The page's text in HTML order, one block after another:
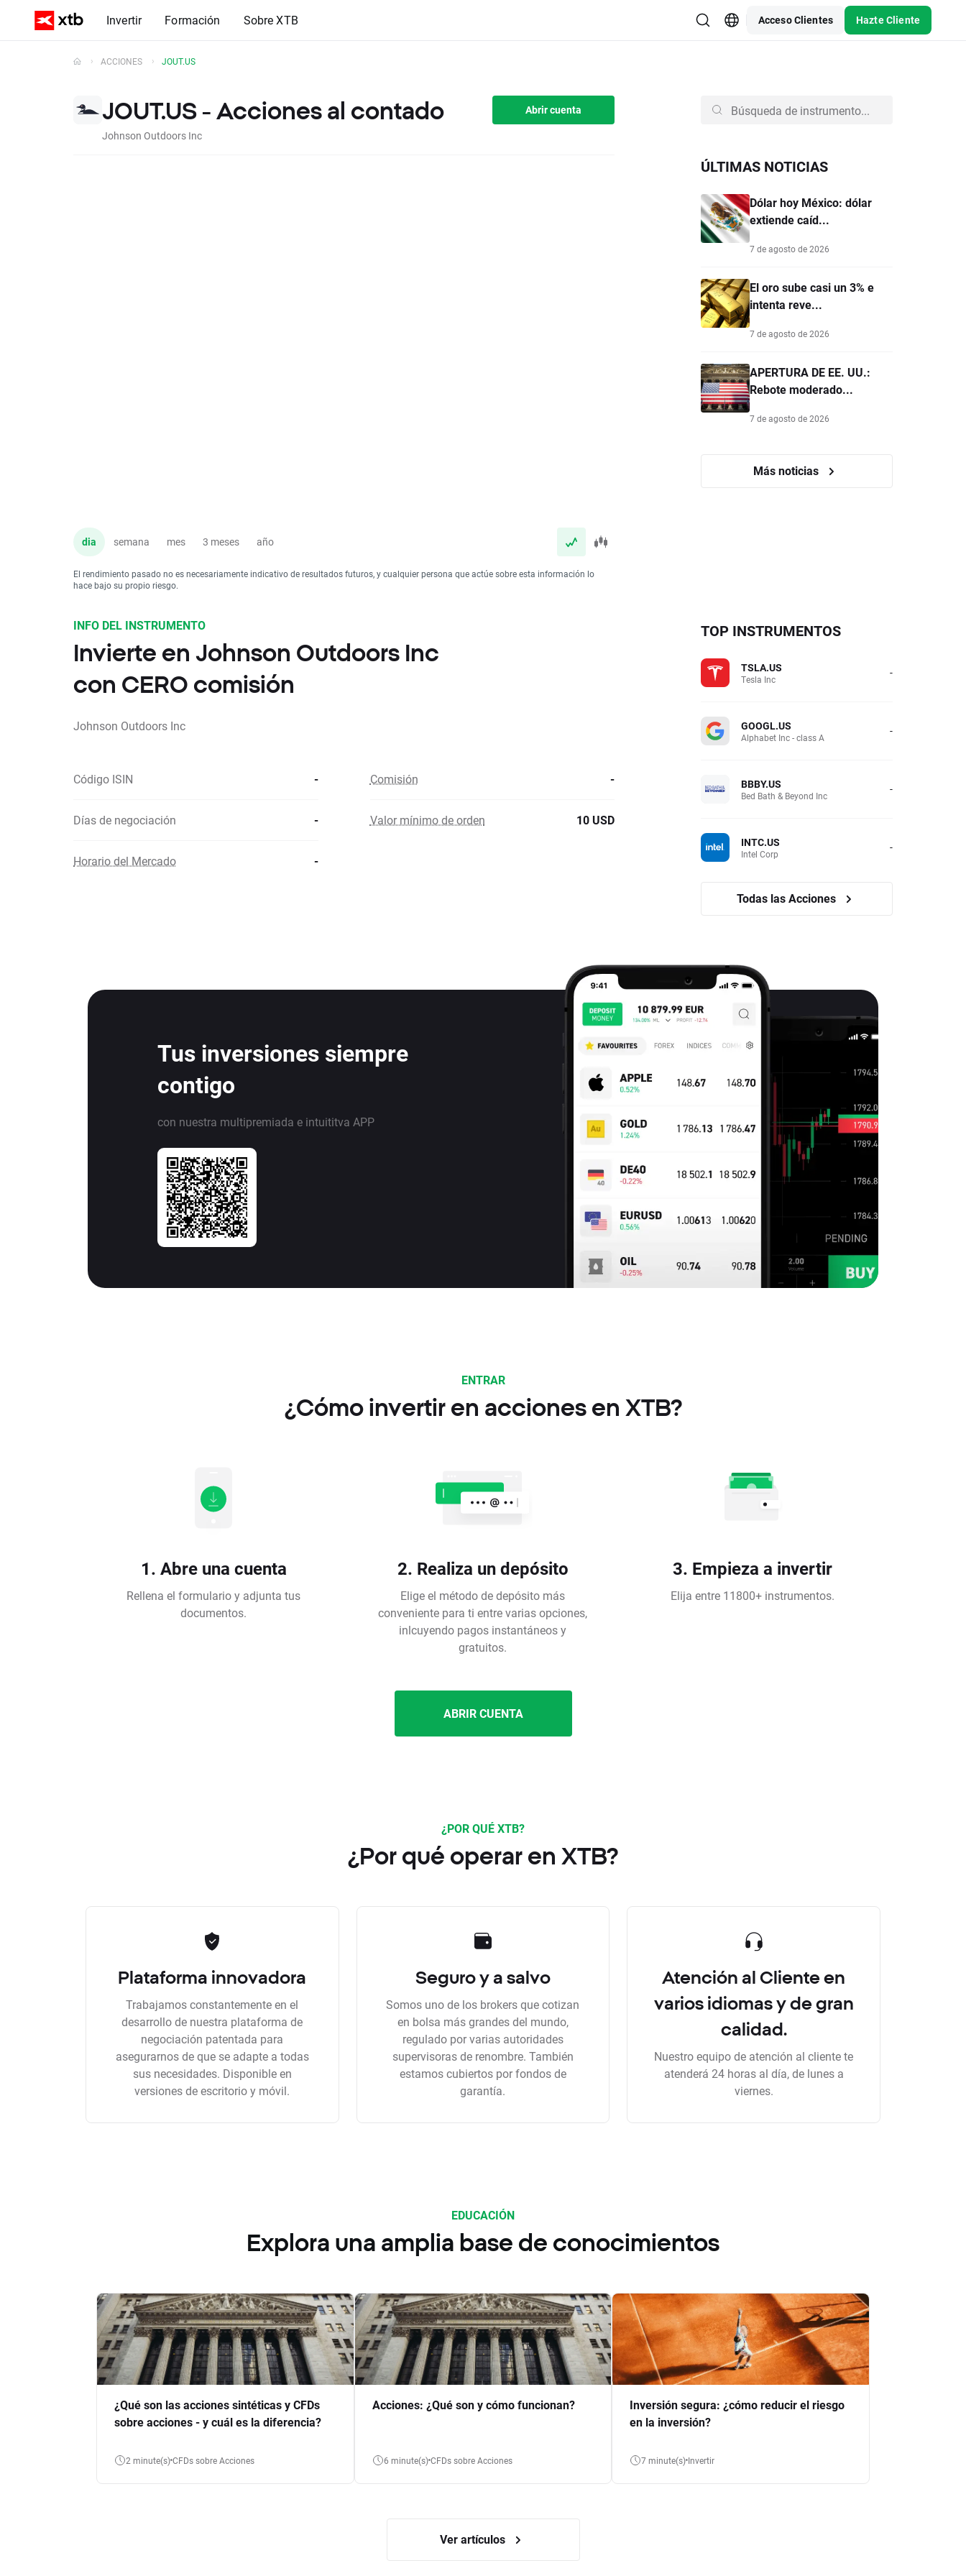
Invertir Formación Sobre XTB Acceso Clientes Hazte Cliente
ACCIONES JOUT.US
JOUT.US - Acciones al contado
Johnson Outdoors Inc
Abrir cuenta
dia semana mes 3 meses año
El rendimiento pasado no es necesariamente indicativo de resultados futuros, y cualquier persona que actúe sobre esta información lo
hace bajo su propio riesgo.
ÚLTIMAS NOTICIAS
Dólar hoy México: dólar
extiende caíd...
7 de agosto de 2026
El oro sube casi un 3% e
intenta reve...
7 de agosto de 2026
APERTURA DE EE. UU.:
Rebote moderado...
7 de agosto de 2026
Más noticias
INFO DEL INSTRUMENTO
Invierte en Johnson Outdoors Inc
con CERO comisión
Johnson Outdoors Inc
Código ISIN - Comisión -
Días de negociación - Valor mínimo de orden 10 USD
Horario del Mercado -
TOP INSTRUMENTOS
TSLA.US
Tesla Inc -
GOOGL.US
Alphabet Inc - class A -
BBBY.US
Bed Bath & Beyond Inc -
INTC.US
Intel Corp -
Todas las Acciones
Tus inversiones siempre
contigo
con nuestra multipremiada e intuititva APP
ENTRAR
¿Cómo invertir en acciones en XTB?
1. Abre una cuenta
Rellena el formulario y adjunta tus
documentos.
2. Realiza un depósito
Elige el método de depósito más
conveniente para ti entre varias opciones,
inlcuyendo pagos instantáneos y
gratuitos.
3. Empieza a invertir
Elija entre 11800+ instrumentos.
ABRIR CUENTA
¿POR QUÉ XTB?
¿Por qué operar en XTB?
Plataforma innovadora
Trabajamos constantemente en el
desarrollo de nuestra plataforma de
negociación patentada para
asegurarnos de que se adapte a todas
sus necesidades. Disponible en
versiones de escritorio y móvil.
Seguro y a salvo
Somos uno de los brokers que cotizan
en bolsa más grandes del mundo,
regulado por varias autoridades
supervisoras de renombre. También
estamos cubiertos por fondos de
garantía.
Atención al Cliente en
varios idiomas y de gran
calidad.
Nuestro equipo de atención al cliente te
atenderá 24 horas al día, de lunes a
viernes.
EDUCACIÓN
Explora una amplia base de conocimientos
¿Qué son las acciones sintéticas y CFDs
sobre acciones - y cuál es la diferencia?
2 minute(s) CFDs sobre Acciones
Acciones: ¿Qué son y cómo funcionan?
6 minute(s) CFDs sobre Acciones
Inversión segura: ¿cómo reducir el riesgo
en la inversión?
7 minute(s) Invertir
Ver artículos